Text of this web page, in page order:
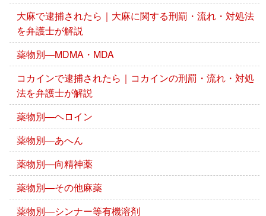
大麻で逮捕されたら｜大麻に関する刑罰・流れ・対処法
を弁護士が解説
薬物別―MDMA・MDA
コカインで逮捕されたら｜コカインの刑罰・流れ・対処
法を弁護士が解説
薬物別―ヘロイン
薬物別―あへん
薬物別―向精神薬
薬物別―その他麻薬
薬物別―シンナー等有機溶剤